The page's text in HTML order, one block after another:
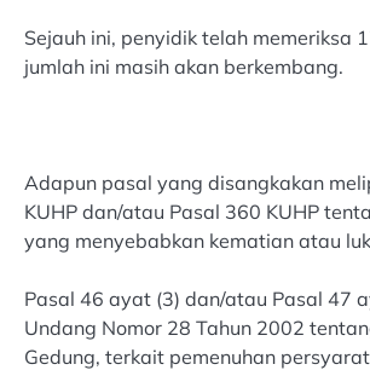
Sejauh ini, penyidik telah memeriksa
jumlah ini masih akan berkembang.
Adapun pasal yang disangkakan
KUHP dan/atau Pasal 360 KUHP
yang menyebabkan kematian atau
Pasal 46 ayat (3) dan/atau Pasal 47
Undang Nomor 28 Tahun 2002
Gedung, terkait pemenuhan